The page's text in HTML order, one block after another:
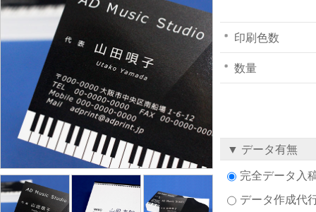
印刷色数
数量
▼ データ有無
完全データ入
データ作成代